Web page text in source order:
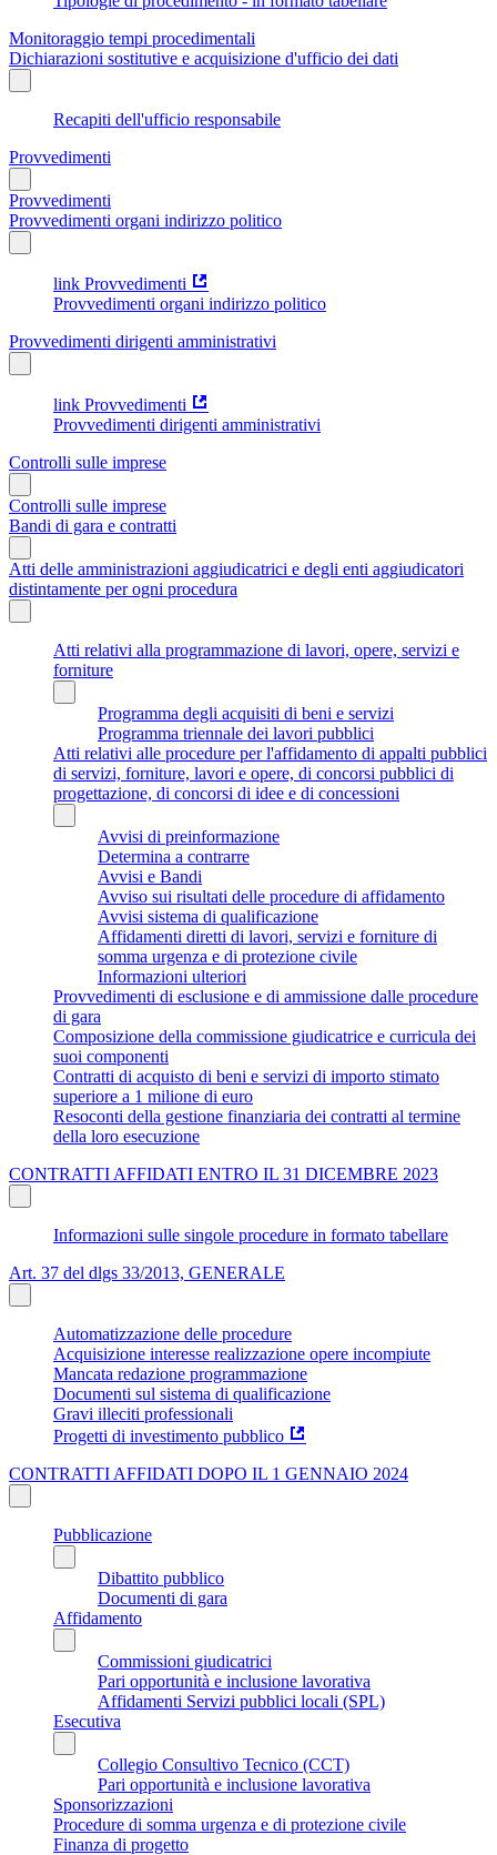
Monitoraggio tempi procedimentali
Dichiarazioni sostitutive e acquisizione d'ufficio dei dati
Recapiti dell'ufficio responsabile
Provvedimenti
Provvedimenti
Provvedimenti organi indirizzo politico
link Provvedimenti
Provvedimenti organi indirizzo politico
Provvedimenti dirigenti amministrativi
link Provvedimenti
Provvedimenti dirigenti amministrativi
Controlli sulle imprese
Controlli sulle imprese
Bandi di gara e contratti
Atti delle amministrazioni aggiudicatrici e degli enti aggiudicatori
distintamente per ogni procedura
Atti relativi alla programmazione di lavori, opere, servizi e
forniture
Programma degli acquisiti di beni e servizi
Programma triennale dei lavori pubblici
Atti relativi alle procedure per l'affidamento di appalti pubblici
di servizi, forniture, lavori e opere, di concorsi pubblici di
progettazione, di concorsi di idee e di concessioni
Avvisi di preinformazione
Determina a contrarre
Avvisi e Bandi
Avviso sui risultati delle procedure di affidamento
Avvisi sistema di qualificazione
Affidamenti diretti di lavori, servizi e forniture di
somma urgenza e di protezione civile
Informazioni ulteriori
Provvedimenti di esclusione e di ammissione dalle procedure
di gara
Composizione della commissione giudicatrice e curricula dei
suoi componenti
Contratti di acquisto di beni e servizi di importo stimato
superiore a 1 milione di euro
Resoconti della gestione finanziaria dei contratti al termine
della loro esecuzione
CONTRATTI AFFIDATI ENTRO IL 31 DICEMBRE 2023
Informazioni sulle singole procedure in formato tabellare
Art. 37 del dlgs 33/2013, GENERALE
Automatizzazione delle procedure
Acquisizione interesse realizzazione opere incompiute
Mancata redazione programmazione
Documenti sul sistema di qualificazione
Gravi illeciti professionali
Progetti di investimento pubblico
CONTRATTI AFFIDATI DOPO IL 1 GENNAIO 2024
Pubblicazione
Dibattito pubblico
Documenti di gara
Affidamento
Commissioni giudicatrici
Pari opportunità e inclusione lavorativa
Affidamenti Servizi pubblici locali (SPL)
Esecutiva
Collegio Consultivo Tecnico (CCT)
Pari opportunità e inclusione lavorativa
Sponsorizzazioni
Procedure di somma urgenza e di protezione civile
Finanza di progetto